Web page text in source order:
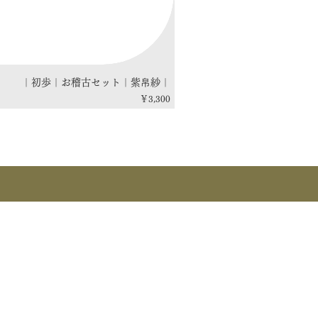
｜初歩｜お稽古セット｜紫帛紗｜
価格
￥3,300